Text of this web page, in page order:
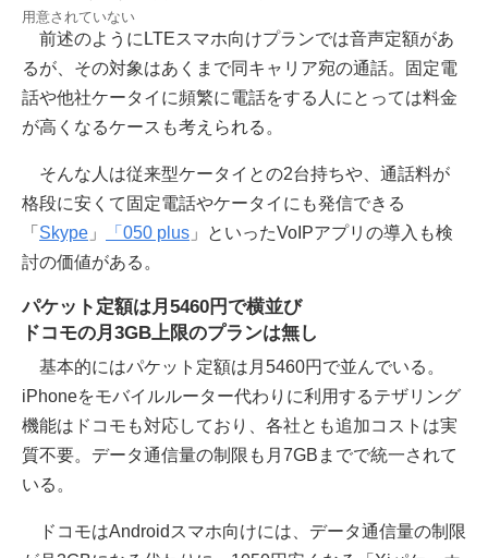
用意されていない
前述のようにLTEスマホ向けプランでは音声定額があ
るが、その対象はあくまで同キャリア宛の通話。固定電
話や他社ケータイに頻繁に電話をする人にとっては料金
が高くなるケースも考えられる。
そんな人は従来型ケータイとの2台持ちや、通話料が
格段に安くて固定電話やケータイにも発信できる
「 Skype 」 「050 plus 」といったVoIPアプリの導入も検
討の価値がある。
パケット定額は月5460円で横並び
ドコモの月3GB上限のプランは無し
基本的にはパケット定額は月5460円で並んでいる。
iPhoneをモバイルルーター代わりに利用するテザリング
機能はドコモも対応しており、各社とも追加コストは実
質不要。データ通信量の制限も月7GBまでで統一されて
いる。
ドコモはAndroidスマホ向けには、データ通信量の制限